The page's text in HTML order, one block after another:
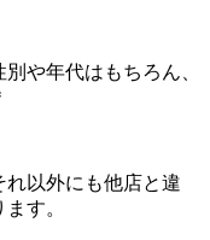
や年代はもちろん、
れ以外にも他店と違
す。